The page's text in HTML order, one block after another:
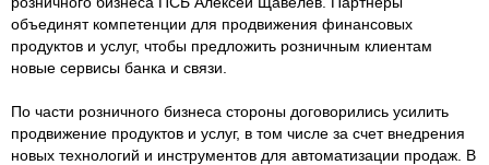
объединят компетенции для продвижения финансовых
продуктов и услуг, чтобы предложить розничным клиентам
новые сервисы банка и связи.
По части розничного бизнеса стороны договорились усилить
продвижение продуктов и услуг, в том числе за счет внедрения
новых технологий и инструментов для автоматизации продаж. В